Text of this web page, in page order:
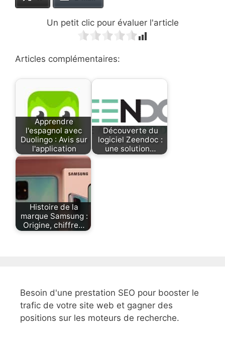
Un petit clic pour évaluer l'article
Articles complémentaires:
Apprendre
l'espagnol avec
Duolingo : Avis sur
l'application
Découverte du
logiciel Zeendoc :
une solution…
Histoire de la
marque Samsung :
Origine, chiffre…
Besoin d'une prestation SEO pour booster le
trafic de votre site web et gagner des
positions sur les moteurs de recherche.